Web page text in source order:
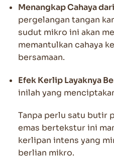
Menangkap Cahaya
pergelangan tangan
sudut mikro ini akan
memantulkan cahaya
bersamaan.
Efek Kerlip Layaknya
inilah yang
Tanpa perlu satu butir
emas bertekstur ini
kerlipan intens yang
berlian mikro.